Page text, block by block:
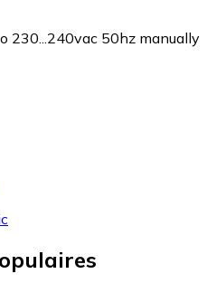
230...240vac 50hz manually